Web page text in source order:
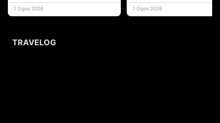
yang memberi ma
1 Ogos 2026
1 Ogos 2026
TRAVELOG